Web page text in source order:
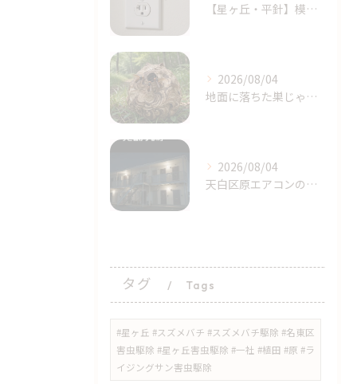
【星ヶ丘・平針】模様替えで気付いた…コンセントの「消えない黒い点」｜トコジラミのサインかもしれません
2026/08/04
地面に落ちた巣じゃない！？地面、土の中に作られたスズメバチの巣に要注意【名古屋市天白区・梅森台周辺】
2026/08/04
天白区原エアコンの「カサカサ音」に注意！アブラコウモリが招く...
タグ Tags
#星ヶ丘 #スズメバチ #スズメバチ駆除 #名東区
害虫駆除 #星ヶ丘害虫駆除 #一社 #植田 #原 #ラ
イジングサン害虫駆除